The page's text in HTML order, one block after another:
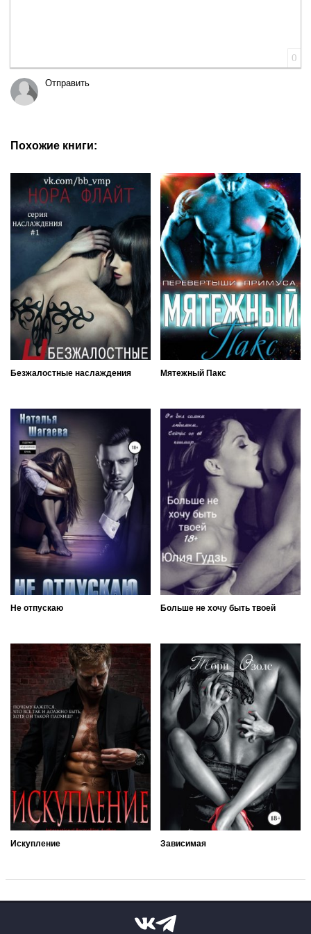
0
Отправить
Похожие книги:
Безжалостные наслаждения Мятежный Пакс
Не отпускаю Больше не хочу быть твоей
Искупление Зависимая